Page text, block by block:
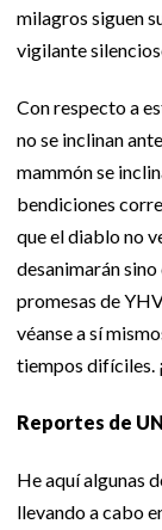
milagros siguen
vigilante
Con respecto a
no se inclinan
mammón se
bendiciones
que el diablo no
desanimarán
promesas de
véanse a sí
tiempos difíciles.
Reportes de
He aquí algunas
llevando a cabo